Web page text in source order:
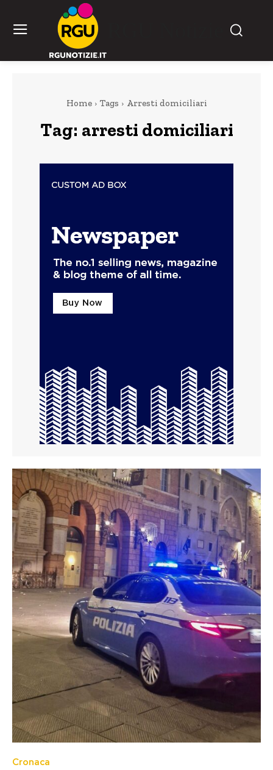
Home Tags Arresti domiciliari
Tag: arresti domiciliari
Cronaca